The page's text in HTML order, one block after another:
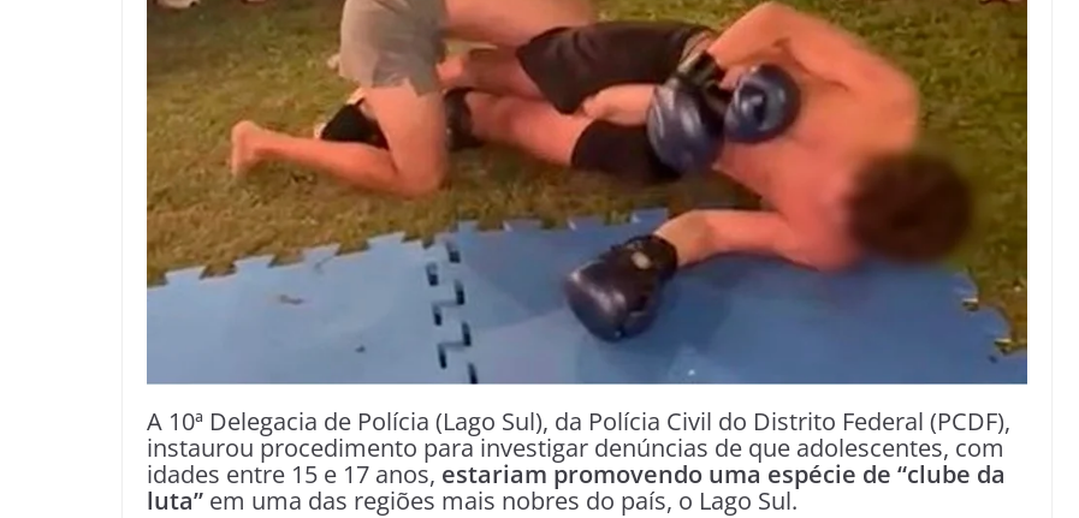
A 10ª Delegacia de Polícia (Lago Sul), da Polícia Civil do Distrito Federal (PCDF),
instaurou procedimento para investigar denúncias de que adolescentes, com
idades entre 15 e 17 anos, estariam promovendo uma espécie de “clube da
luta” em uma das regiões mais nobres do país, o Lago Sul.